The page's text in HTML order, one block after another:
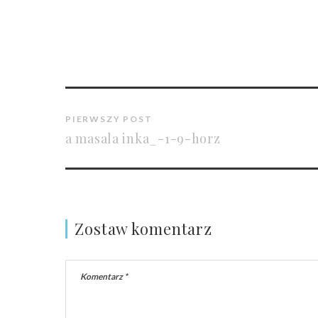
PIERWSZY POST
a masala inka_-1-9-horz
Zostaw komentarz